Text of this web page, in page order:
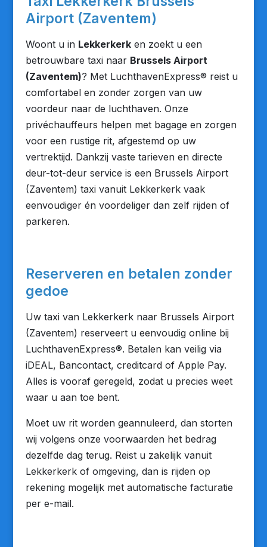
Airport (Zaventem)
Woont u in Lekkerkerken zoekt u een
betrouwbare taxi naar Brussels Airport
(Zaventem)? Met LuchthavenExpress® reist u
comfortabel en zonder zorgen van uw
voordeur naar de luchthaven. Onze
privéchauffeurs helpen met bagage en zorgen
voor een rustige rit, afgestemd op uw
vertrektijd. Dankzij vaste tarieven en directe
deur-tot-deur service is een Brussels Airport
(Zaventem) taxi vanuit Lekkerkerk vaak
eenvoudiger én voordeliger dan zelf rijden of
parkeren.
Reserveren en betalen zonder
gedoe
Uw taxi van Lekkerkerk naar Brussels Airport
(Zaventem) reserveert u eenvoudig online bij
LuchthavenExpress®. Betalen kan veilig via
iDEAL, Bancontact, creditcard of Apple Pay.
Alles is vooraf geregeld, zodat u precies weet
waar u aan toe bent.
Moet uw rit worden geannuleerd, dan storten
wij volgens onze voorwaarden het bedrag
dezelfde dag terug. Reist u zakelijk vanuit
Lekkerkerk of omgeving, dan is rijden op
rekening mogelijk met automatische facturatie
per e-mail.